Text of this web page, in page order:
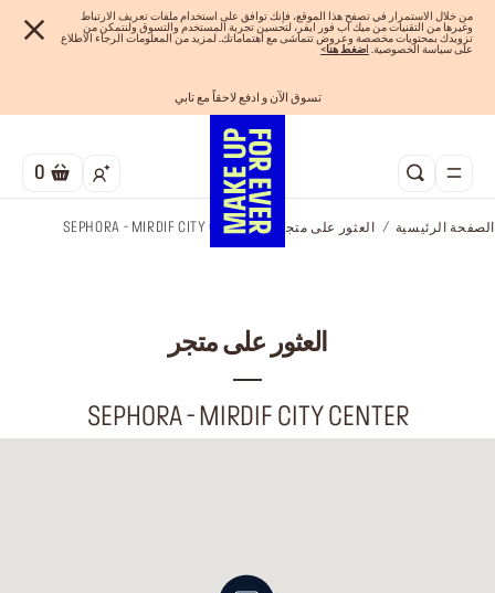
من خلال الاستمرار في تصفح هذا الموقع، فإنك توافق على استخدام ملفات تعريف الارتباط
وغيرها من التقنيات من ميك اب فور ايفر، لتحسين تجربة المستخدم والتسوق ولنتمكن من
تزويدك بمحتويات مخصصة وعروض تتماشى مع اهتماماتك. لمزيد من المعلومات الرجاء الاطلاع
على سياسة الخصوصية. ضغط هنا>
شحن مجاني لجميع الطلبات
تسوق الآن و ادفع لاحقاً مع تابي
الفرصة الأخيرة: خصم 25% على خطوط مختارة
0
الصفحة الرئيسية العثور على متجر SEPHORA - MIRDIF CITY CENTER
العثور على متجر
SEPHORA - MIRDIF CITY CENTER